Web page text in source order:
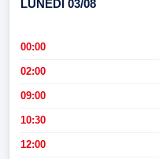
LUNEDI 03/08
00:00
02:00
09:00
10:30
12:00